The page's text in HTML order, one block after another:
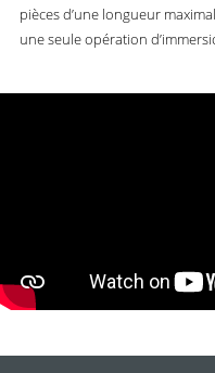
pièces d’une longueur
une seule opération